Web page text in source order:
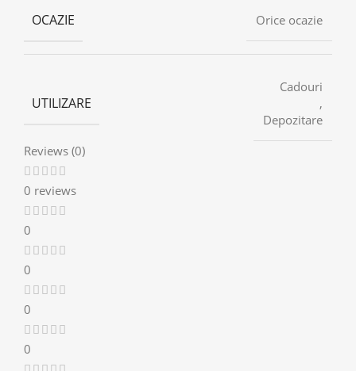
OCAZIE Orice ocazie
UTILIZARE
Cadouri
,
Depozitare
Reviews (0)
0 reviews
0
0
0
0